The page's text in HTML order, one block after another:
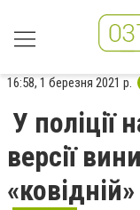
16:58, 1 березня 2021 р.
У поліції
версії